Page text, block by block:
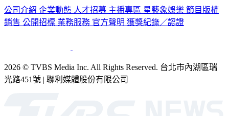
公司介紹 企業動態 人才招募 主播專區 星藝象娛樂 節目版權
銷售 公開招標 業務服務 官方聲明 獲獎紀錄／認證
2026 © TVBS Media Inc. All Rights Reserved. 台北市內湖區瑞
光路451號 | 聯利媒體股份有限公司